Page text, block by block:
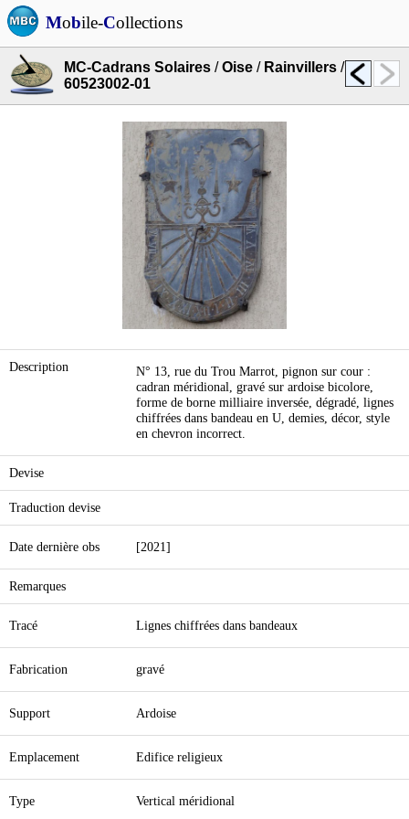
Mobile-Collections
MC-Cadrans Solaires /Oise / Rainvillers /
60523002-01
Description
N° 13, rue du Trou Marrot, pignon sur cour :
cadran méridional, gravé sur ardoise bicolore,
forme de borne milliaire inversée, dégradé, lignes
chiffrées dans bandeau en U, demies, décor, style
en chevron incorrect.
Devise
Traduction devise
Date dernière obs [2021]
Remarques
Tracé Lignes chiffrées dans bandeaux
Fabrication gravé
Support Ardoise
Emplacement Edifice religieux
Type Vertical méridional